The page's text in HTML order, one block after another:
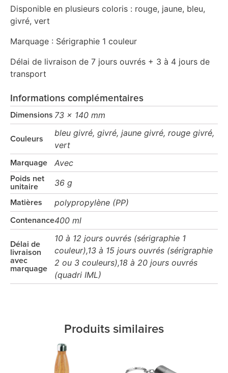
Disponible en plusieurs coloris : rouge, jaune, bleu,
givré, vert
Marquage : Sérigraphie 1 couleur
Délai de livraison de 7 jours ouvrés + 3 à 4 jours de
transport
Informations complémentaires
Dimensions 73 x 140 mm
Couleurs
bleu givré, givré, jaune givré, rouge givré,
vert
Marquage Avec
Poids net
unitaire
36 g
Matières polypropylène (PP)
Contenance400 ml
Délai de
livraison
avec
marquage
10 à 12 jours ouvrés (sérigraphie 1
couleur),13 à 15 jours ouvrés (sérigraphie
2 ou 3 couleurs),18 à 20 jours ouvrés
(quadri IML)
Produits similaires